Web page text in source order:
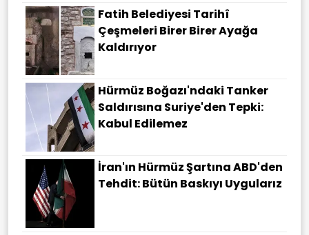
Fatih Belediyesi Tarihî
Çeşmeleri Birer Birer Ayağa
Kaldırıyor
Hürmüz Boğazı'ndaki Tanker
Saldırısına Suriye'den Tepki:
Kabul Edilemez
İran'ın Hürmüz Şartına ABD'den
Tehdit: Bütün Baskıyı Uygularız